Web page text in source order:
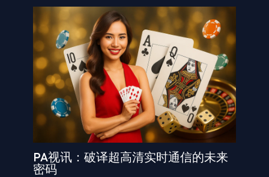
PA视讯：破译超高清实时通信的未来
密码